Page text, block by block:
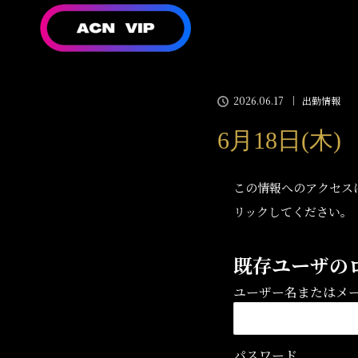
2026.06.17 出勤情報
6月18日(木
この情報へのアクセ
リックしてください。
既存ユーザの
ユーザー名またはメ